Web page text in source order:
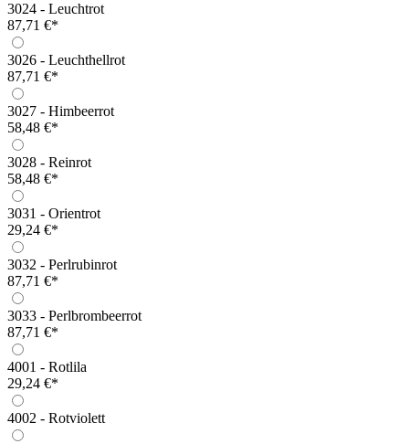
3024 - Leuchtrot
87,71 €*
3026 - Leuchthellrot
87,71 €*
3027 - Himbeerrot
58,48 €*
3028 - Reinrot
58,48 €*
3031 - Orientrot
29,24 €*
3032 - Perlrubinrot
87,71 €*
3033 - Perlbrombeerrot
87,71 €*
4001 - Rotlila
29,24 €*
4002 - Rotviolett